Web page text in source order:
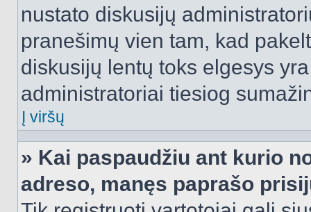
nustato diskusijų
pranešimų vien tam, kad
diskusijų lentų toks elgesys
administratoriai tiesiog
Į viršų
» Kai paspaudžiu ant kurio
adreso, manęs paprašo